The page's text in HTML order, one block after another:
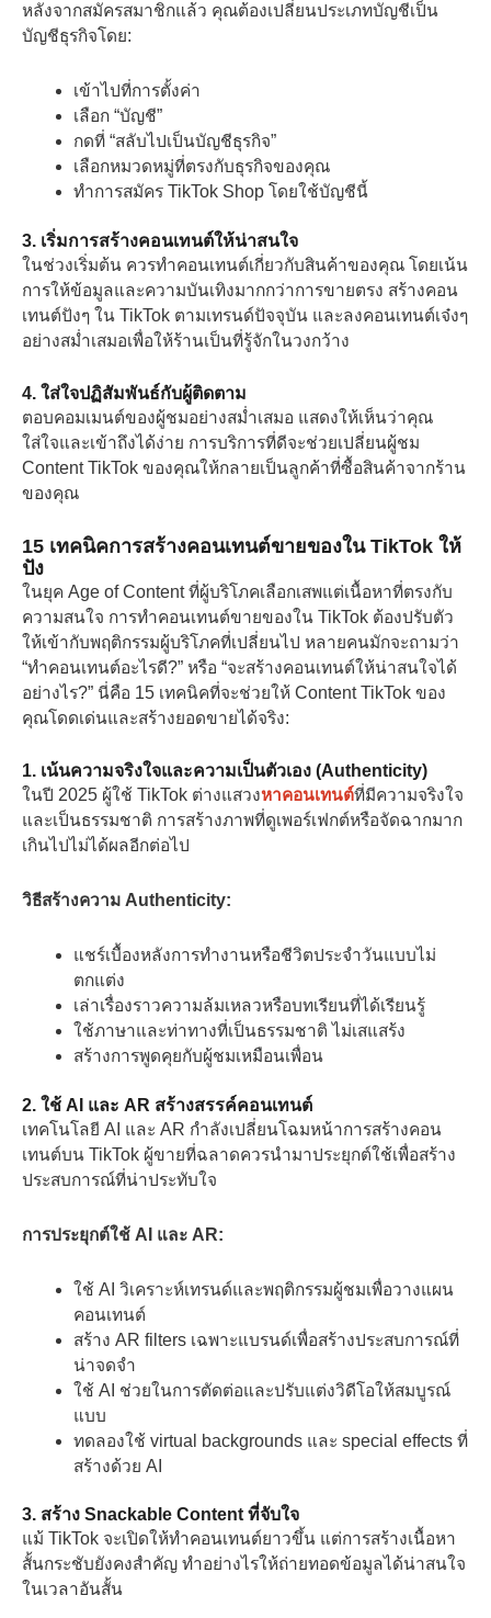
หลังจากสมัครสมาชิกแล้ว คุณต้องเปลี่ยนประเภทบัญชีเป็น
บัญชีธุรกิจโดย:
เข้าไปที่การตั้งค่า
เลือก “บัญชี”
กดที่ “สลับไปเป็นบัญชีธุรกิจ”
เลือกหมวดหมู่ที่ตรงกับธุรกิจของคุณ
ทำการสมัคร TikTok Shop โดยใช้บัญชีนี้
3. เริ่มการสร้างคอนเทนต์ให้น่าสนใจ
ในช่วงเริ่มต้น ควรทําคอนเทนต์เกี่ยวกับสินค้าของคุณ โดยเน้น
การให้ข้อมูลและความบันเทิงมากกว่าการขายตรง สร้างคอน
เทนต์ปังๆ ใน TikTok ตามเทรนด์ปัจจุบัน และลงคอนเทนต์เจ๋งๆ
อย่างสม่ำเสมอเพื่อให้ร้านเป็นที่รู้จักในวงกว้าง
4. ใส่ใจปฏิสัมพันธ์กับผู้ติดตาม
ตอบคอมเมนต์ของผู้ชมอย่างสม่ำเสมอ แสดงให้เห็นว่าคุณ
ใส่ใจและเข้าถึงได้ง่าย การบริการที่ดีจะช่วยเปลี่ยนผู้ชม
Content TikTok ของคุณให้กลายเป็นลูกค้าที่ซื้อสินค้าจากร้าน
ของคุณ
15 เทคนิคการสร้างคอนเทนต์ขายของใน TikTok ให้
ปัง
ในยุค Age of Content ที่ผู้บริโภคเลือกเสพแต่เนื้อหาที่ตรงกับ
ความสนใจ การทําคอนเทนต์ขายของใน TikTok ต้องปรับตัว
ให้เข้ากับพฤติกรรมผู้บริโภคที่เปลี่ยนไป หลายคนมักจะถามว่า
“ทําคอนเทนต์อะไรดี?” หรือ “จะสร้างคอนเทนต์ให้น่าสนใจได้
อย่างไร?” นี่คือ 15 เทคนิคที่จะช่วยให้ Content TikTok ของ
คุณโดดเด่นและสร้างยอดขายได้จริง:
1. เน้นความจริงใจและความเป็นตัวเอง (Authenticity)
ในปี 2025 ผู้ใช้ TikTok ต่างแสวงหาคอนเทนต์ที่มีความจริงใจ
และเป็นธรรมชาติ การสร้างภาพที่ดูเพอร์เฟกต์หรือจัดฉากมาก
เกินไปไม่ได้ผลอีกต่อไป
วิธีสร้างความ Authenticity:
แชร์เบื้องหลังการทำงานหรือชีวิตประจำวันแบบไม่
ตกแต่ง
เล่าเรื่องราวความล้มเหลวหรือบทเรียนที่ได้เรียนรู้
ใช้ภาษาและท่าทางที่เป็นธรรมชาติ ไม่เสแสร้ง
สร้างการพูดคุยกับผู้ชมเหมือนเพื่อน
2. ใช้ AI และ AR สร้างสรรค์คอนเทนต์
เทคโนโลยี AI และ AR กำลังเปลี่ยนโฉมหน้าการสร้างคอน
เทนต์บน TikTok ผู้ขายที่ฉลาดควรนำมาประยุกต์ใช้เพื่อสร้าง
ประสบการณ์ที่น่าประทับใจ
การประยุกต์ใช้ AI และ AR:
ใช้ AI วิเคราะห์เทรนด์และพฤติกรรมผู้ชมเพื่อวางแผน
คอนเทนต์
สร้าง AR filters เฉพาะแบรนด์เพื่อสร้างประสบการณ์ที่
น่าจดจำ
ใช้ AI ช่วยในการตัดต่อและปรับแต่งวิดีโอให้สมบูรณ์
แบบ
ทดลองใช้ virtual backgrounds และ special effects ที่
สร้างด้วย AI
3. สร้าง Snackable Content ที่จับใจ
แม้ TikTok จะเปิดให้ทำคอนเทนต์ยาวขึ้น แต่การสร้างเนื้อหา
สั้นกระชับยังคงสำคัญ ทำอย่างไรให้ถ่ายทอดข้อมูลได้น่าสนใจ
ในเวลาอันสั้น